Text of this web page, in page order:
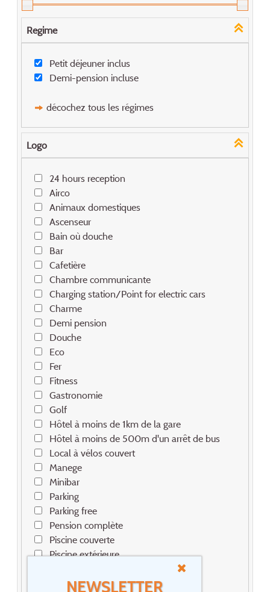
NEWSLETTER
Regime
Petit déjeuner inclus
Demi-pension incluse
décochez tous les régimes
Logo
24 hours reception
Airco
Animaux domestiques
Ascenseur
Bain où douche
Bar
Cafetière
Chambre communicante
Charging station/Point for electric cars
Charme
Demi pension
Douche
Eco
Fer
Fitness
Gastronomie
Golf
Hôtel à moins de 1km de la gare
Hôtel à moins de 500m d'un arrêt de bus
Local à vélos couvert
Manege
Minibar
Parking
Parking free
Pension complète
Piscine couverte
Piscine extérieure
Prestige